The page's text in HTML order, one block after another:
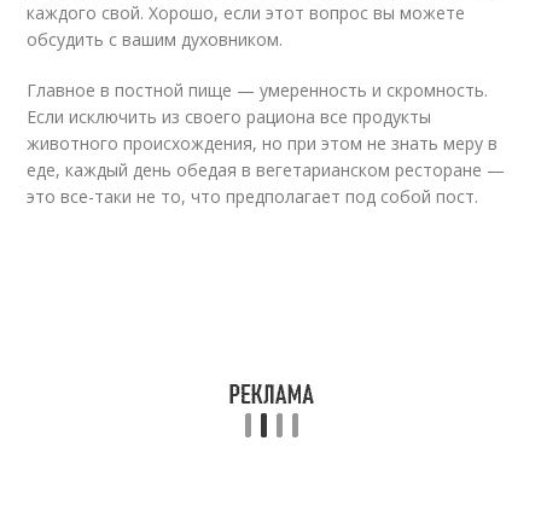
каждого свой. Хорошо, если этот вопрос вы можете
обсудить с вашим духовником.
Главное в постной пище — умеренность и скромность.
Если исключить из своего рациона все продукты
животного происхождения, но при этом не знать меру в
еде, каждый день обедая в вегетарианском ресторане —
это все-таки не то, что предполагает под собой пост.